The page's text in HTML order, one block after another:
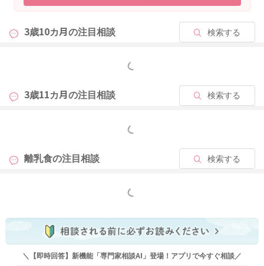
3歳10カ月の注目相談 検索する
もっと見る
3歳11カ月の注目相談 検索する
もっと見る
離乳食の注目相談 検索する
もっと見る
＼【即時回答】新機能「専門家相談AI」登場！アプリで今すぐ相談／